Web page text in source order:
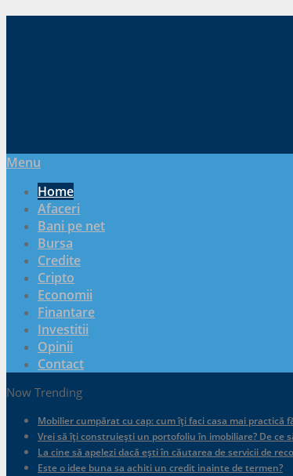
Menu
Home
Afaceri
Bani pe net
Bursa
Credite
Cripto
Economii
Finantare
Investitii
Opinii
Contact
Now Trending
Mobilier cumpărat cu cap: cum îți faci casa mai practică
Vrei să îți construiești un portofoliu în imobiliare? De ce
La cine să apelezi dacă ești în căutarea de servicii de
Este o idee buna sa achiti un credit inainte de termen?